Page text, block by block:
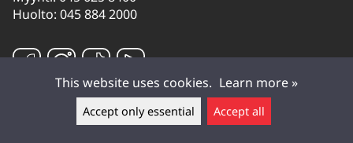
Leave a message ▲
Huolto: 045 884 2000
This website uses cookies. Learn more »
Accept only essential Accept all